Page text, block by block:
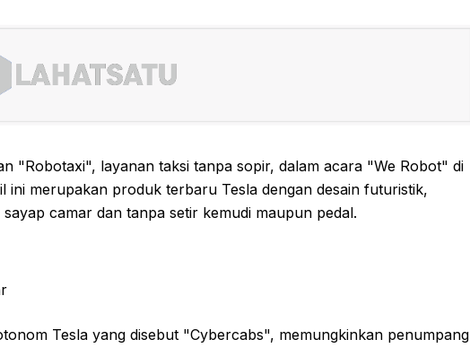
"Robotaxi", layanan taksi tanpa sopir, dalam acara "We Robot" di
ini merupakan produk terbaru Tesla dengan desain futuristik,
camar dan tanpa setir kemudi maupun pedal.
Tesla yang disebut "Cybercabs", memungkinkan penumpang